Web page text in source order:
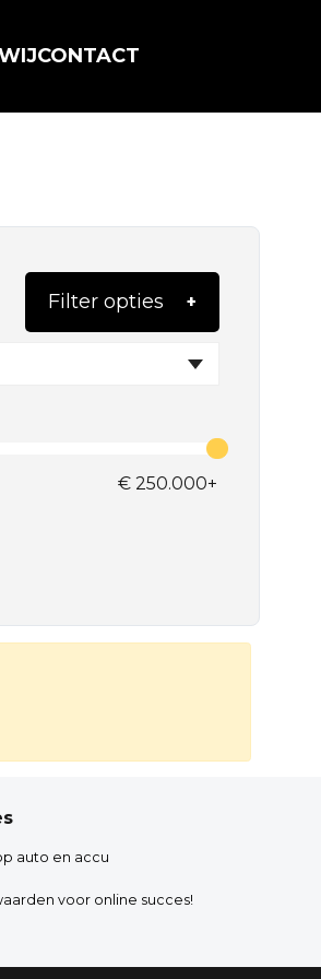
CONTACT
Filter opties
€ 250.000+
auto en accu
voor online succes!